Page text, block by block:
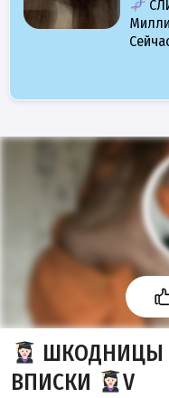
ШКОДНИЦЫ
ВПИСКИ
V